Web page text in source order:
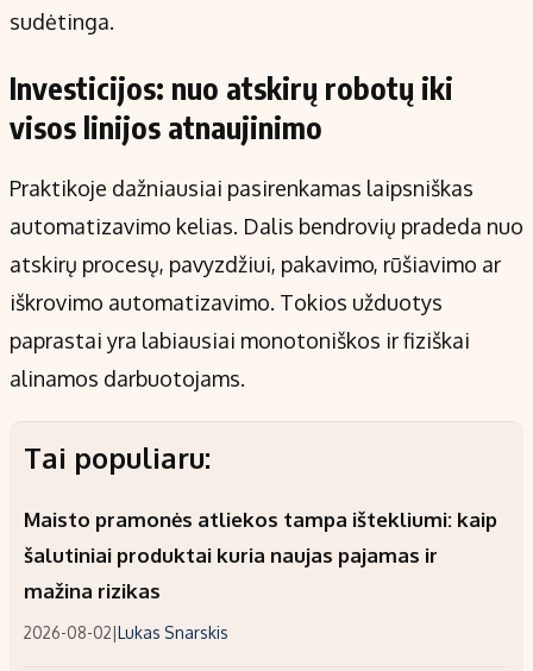
sudėtinga.
Investicijos: nuo atskirų robotų iki
visos linijos atnaujinimo
Praktikoje dažniausiai pasirenkamas laipsniškas
automatizavimo kelias. Dalis bendrovių pradeda nuo
atskirų procesų, pavyzdžiui, pakavimo, rūšiavimo ar
iškrovimo automatizavimo. Tokios užduotys
paprastai yra labiausiai monotoniškos ir fiziškai
alinamos darbuotojams.
Tai populiaru:
Maisto pramonės atliekos tampa ištekliumi: kaip
šalutiniai produktai kuria naujas pajamas ir
mažina rizikas
2026-08-02|Lukas Snarskis